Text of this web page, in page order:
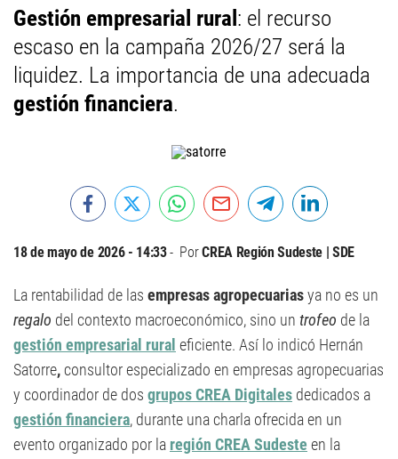
Gestión empresarial rural : el recurso
escaso en la campaña 2026/27 será la
liquidez. La importancia de una adecuada
gestión financiera.
18 de mayo de 2026 - 14:33 PorCREA Región Sudeste | SDE
La rentabilidad de las empresas agropecuariasya no es un
regalo del contexto macroeconómico, sino un trofeo de la
gestión empresarial rural eficiente. Así lo indicó Hernán
Satorre,consultor especializado en empresas agropecuarias
y coordinador de dos grupos CREA Digitales dedicados a
gestión financiera, durante una charla ofrecida en un
evento organizado por la región CREA Sudeste en la